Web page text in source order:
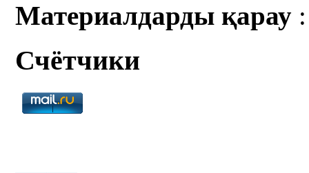
Материалдарды қарау
Счётчики